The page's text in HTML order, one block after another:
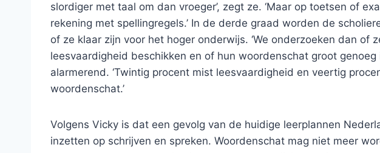
slordiger met taal om dan vroeger’, zegt ze. ‘Maar op toetsen of
rekening met spellingregels.’ In de derde graad worden de
of ze klaar zijn voor het hoger onderwijs. ‘We onderzoeken dan of
leesvaardigheid beschikken en of hun woordenschat groot genoeg
alarmerend. ‘Twintig procent mist leesvaardigheid en veertig
woordenschat.’
Volgens Vicky is dat een gevolg van de huidige leerplannen
inzetten op schrijven en spreken. Woordenschat mag niet meer